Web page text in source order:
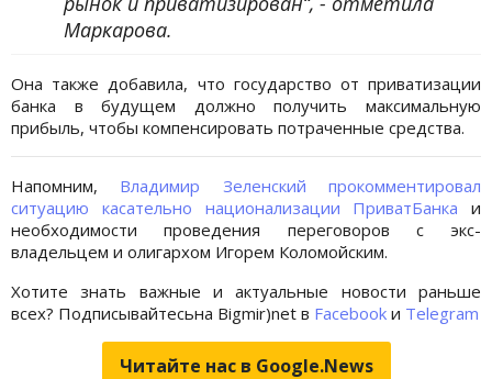
Маркарова.
Она также добавила, что государство от приватизации
банка в будущем должно получить максимальную
прибыль, чтобы компенсировать потраченные средства.
Напомним, Владимир Зеленский прокомментировал
ситуацию касательно национализации ПриватБанка и
необходимости проведения переговоров с экс-
владельцем и олигархом Игорем Коломойским.
Хотите знать важные и актуальные новости раньше
всех? Подписывайтесьна Bigmir)net в Facebook и Telegram
Читайте нас в Google.News